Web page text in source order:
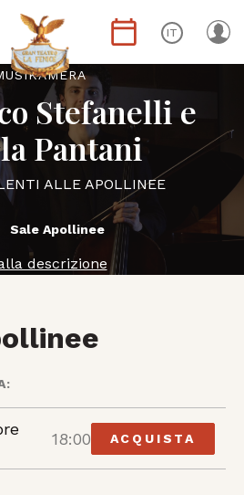
IT
Stefanelli e
Pantani
ALLE APOLLINEE
Sale Apollinee
descrizione
18:00 ACQUISTA